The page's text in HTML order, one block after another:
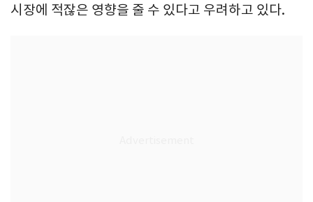
시장에 적잖은 영향을 줄 수 있다고 우려하고 있다.